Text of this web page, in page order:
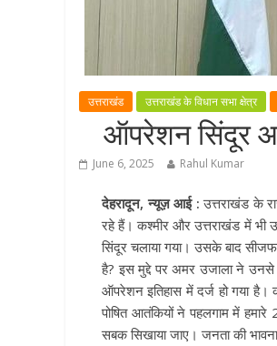
उत्तराखंड उत्तराखंड के विधान सभा क्षेत्र
ऑपरेशन सिंदूर
June 6, 2025 Rahul Kumar
देहरादून, न्यूज़ आई : उत्तराखंड के
रहे हैं। कश्मीर और उत्तराखंड में भी
सिंदूर चलाया गया। उसके बाद
है? इस मुद्दे पर अमर उजाला ने उनसे
ऑपरेशन इतिहास में दर्ज हो गया है।
पोषित आतंकियों ने पहलगाम में
सबक सिखाया जाए। जनता की